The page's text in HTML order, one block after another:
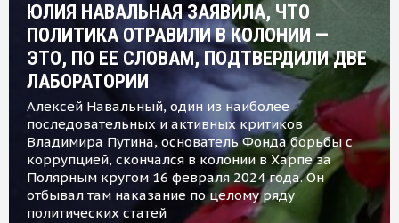
ЮЛИЯ НАВАЛЬНАЯ ЗАЯВИЛА, ЧТО
ПОЛИТИКА ОТРАВИЛИ В КОЛОНИИ —
ЭТО, ПО ЕЕ СЛОВАМ, ПОДТВЕРДИЛИ ДВЕ
ЛАБОРАТОРИИ
Алексей Навальный, один из наиболее
последовательных и активных критиков
Владимира Путина, основатель Фонда борьбы с
коррупцией, скончался в колонии в Харпе за
Полярным кругом 16 февраля 2024 года. Он
отбывал там наказание по целому ряду
политических статей